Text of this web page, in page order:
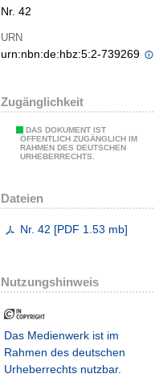
Nr. 42
URN
urn:nbn:de:hbz:5:2-739269
Zugänglichkeit
DAS DOKUMENT IST
ÖFFENTLICH ZUGÄNGLICH IM
RAHMEN DES DEUTSCHEN
URHEBERRECHTS.
Dateien
Nr. 42 [PDF 1.53 mb]
Nutzungshinweis
Das Medienwerk ist im
Rahmen des deutschen
Urheberrechts nutzbar.